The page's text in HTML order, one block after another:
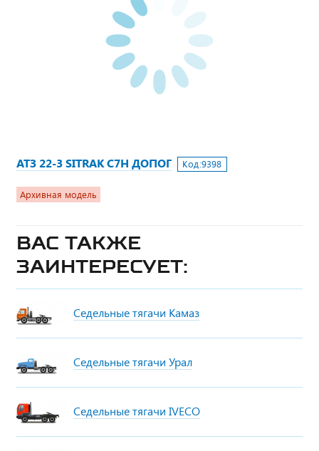
АТЗ 22-3 SITRAK C7H ДОПОГ Код:9398
Архивная модель
Вас также
заинтересует:
Седельные тягачи Камаз
Седельные тягачи Урал
Седельные тягачи IVECO